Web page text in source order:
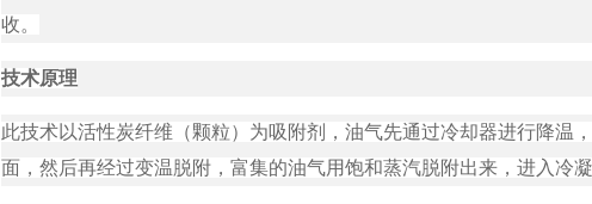
收。
技术原理
此技术以活性炭纤维（颗粒）为吸附剂，油气先通过冷却器进行降温
面，然后再经过变温脱附，富集的油气用饱和蒸汽脱附出来，进入冷